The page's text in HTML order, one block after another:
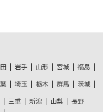
岩手 山形 宮城 福島
埼玉 栃木 群馬 茨城
三重 新潟 山梨
長野